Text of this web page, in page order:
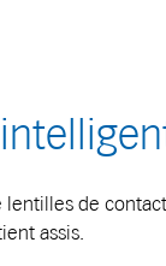
lentilles de
assis.